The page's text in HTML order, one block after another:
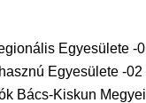
Egyesülete -
Egyesülete -02
Bács-Kiskun